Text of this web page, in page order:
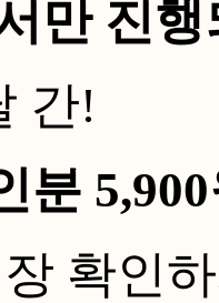
만 진
간!
분
확인